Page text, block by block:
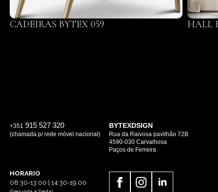
CADEIRAS BYTEX 059 HALL
+351 915 527 320
(chamada p/ rede móvel nacional)
BYTEXDSIGN
Rua da Raivosa pavilhão 72B
4590-030 Carvalhosa
Paços de Ferreira
HORARIO
08:30-13:00 | 14:30-19:00